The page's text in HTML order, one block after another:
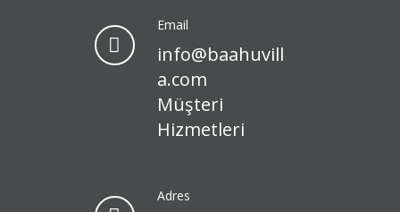
Email
info@baahuvill
a.com
Müşteri
Hizmetleri
Adres